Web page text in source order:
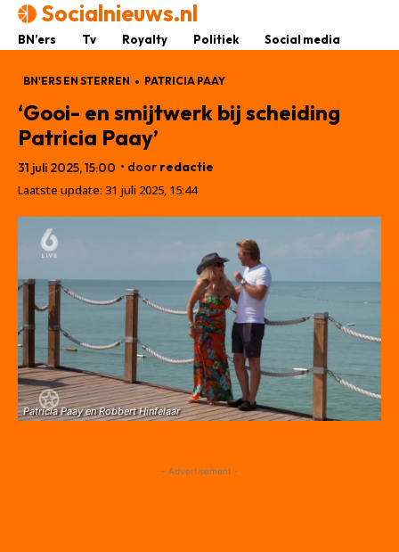
Socialnieuws.nl
BN’ers Tv Royalty Politiek Social media
BN'ERS EN STERREN PATRICIA PAAY
‘Gooi- en smijtwerk bij scheiding
Patricia Paay’
31 juli 2025, 15:00 • door redactie
Laatste update: 31 juli 2025, 15:44
Patricia Paay en Robbert Hinfelaar
- Advertisement -